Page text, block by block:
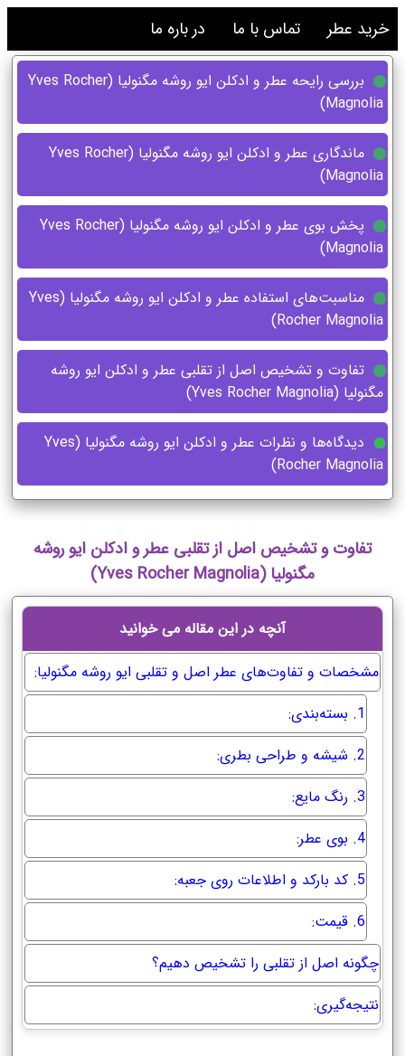
خرید عطر تماس با ما در باره ما
بررسی رایحه عطر و ادکلن ایو روشه مگنولیا (Yves Rocher
Magnolia)
ماندگاری عطر و ادکلن ایو روشه مگنولیا (Yves Rocher
Magnolia)
پخش بوی عطر و ادکلن ایو روشه مگنولیا (Yves Rocher
Magnolia)
مناسبت‌های استفاده عطر و ادکلن ایو روشه مگنولیا (Yves
Rocher Magnolia)
تفاوت و تشخیص اصل از تقلبی عطر و ادکلن ایو روشه
مگنولیا (Yves Rocher Magnolia)
دیدگاه‌ها و نظرات عطر و ادکلن ایو روشه مگنولیا (Yves
Rocher Magnolia)
تفاوت و تشخیص اصل از تقلبی عطر و ادکلن ایو روشه
مگنولیا (Yves Rocher Magnolia)
آنچه در این مقاله می خوانید
مشخصات و تفاوت‌های عطر اصل و تقلبی ایو روشه مگنولیا:
1. بسته‌بندی:
2. شیشه و طراحی بطری:
3. رنگ مایع:
4. بوی عطر:
5. کد بارکد و اطلاعات روی جعبه:
6. قیمت:
چگونه اصل از تقلبی را تشخیص دهیم؟
نتیجه‌گیری: